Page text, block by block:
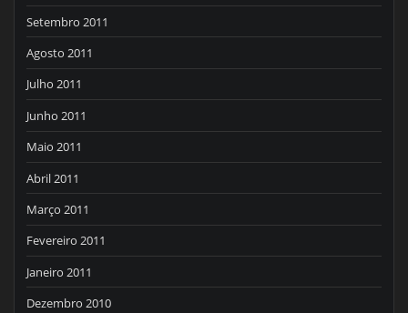
Setembro 2011
Agosto 2011
Julho 2011
Junho 2011
Maio 2011
Abril 2011
Março 2011
Fevereiro 2011
Janeiro 2011
Dezembro 2010